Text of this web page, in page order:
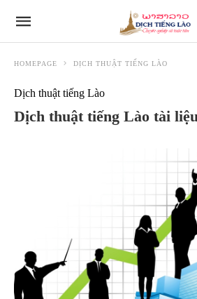
HOMEPAGE DỊCH THUẬT TIẾNG LÀO
Dịch thuật tiếng Lào
Dịch thuật tiếng Lào tài